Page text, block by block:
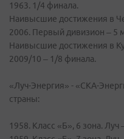
1963. 1/4 финала.
Наивысшие достижения в
2006. Первый дивизион – 5
Наивысшие достижения в
2009/10 – 1/8 финала.
«Луч-Энергия» - «СКА-
страны:
1958. Класс «Б», 6 зона.